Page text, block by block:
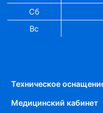
Сб
Вс
Техническое
Медицинский кабинет